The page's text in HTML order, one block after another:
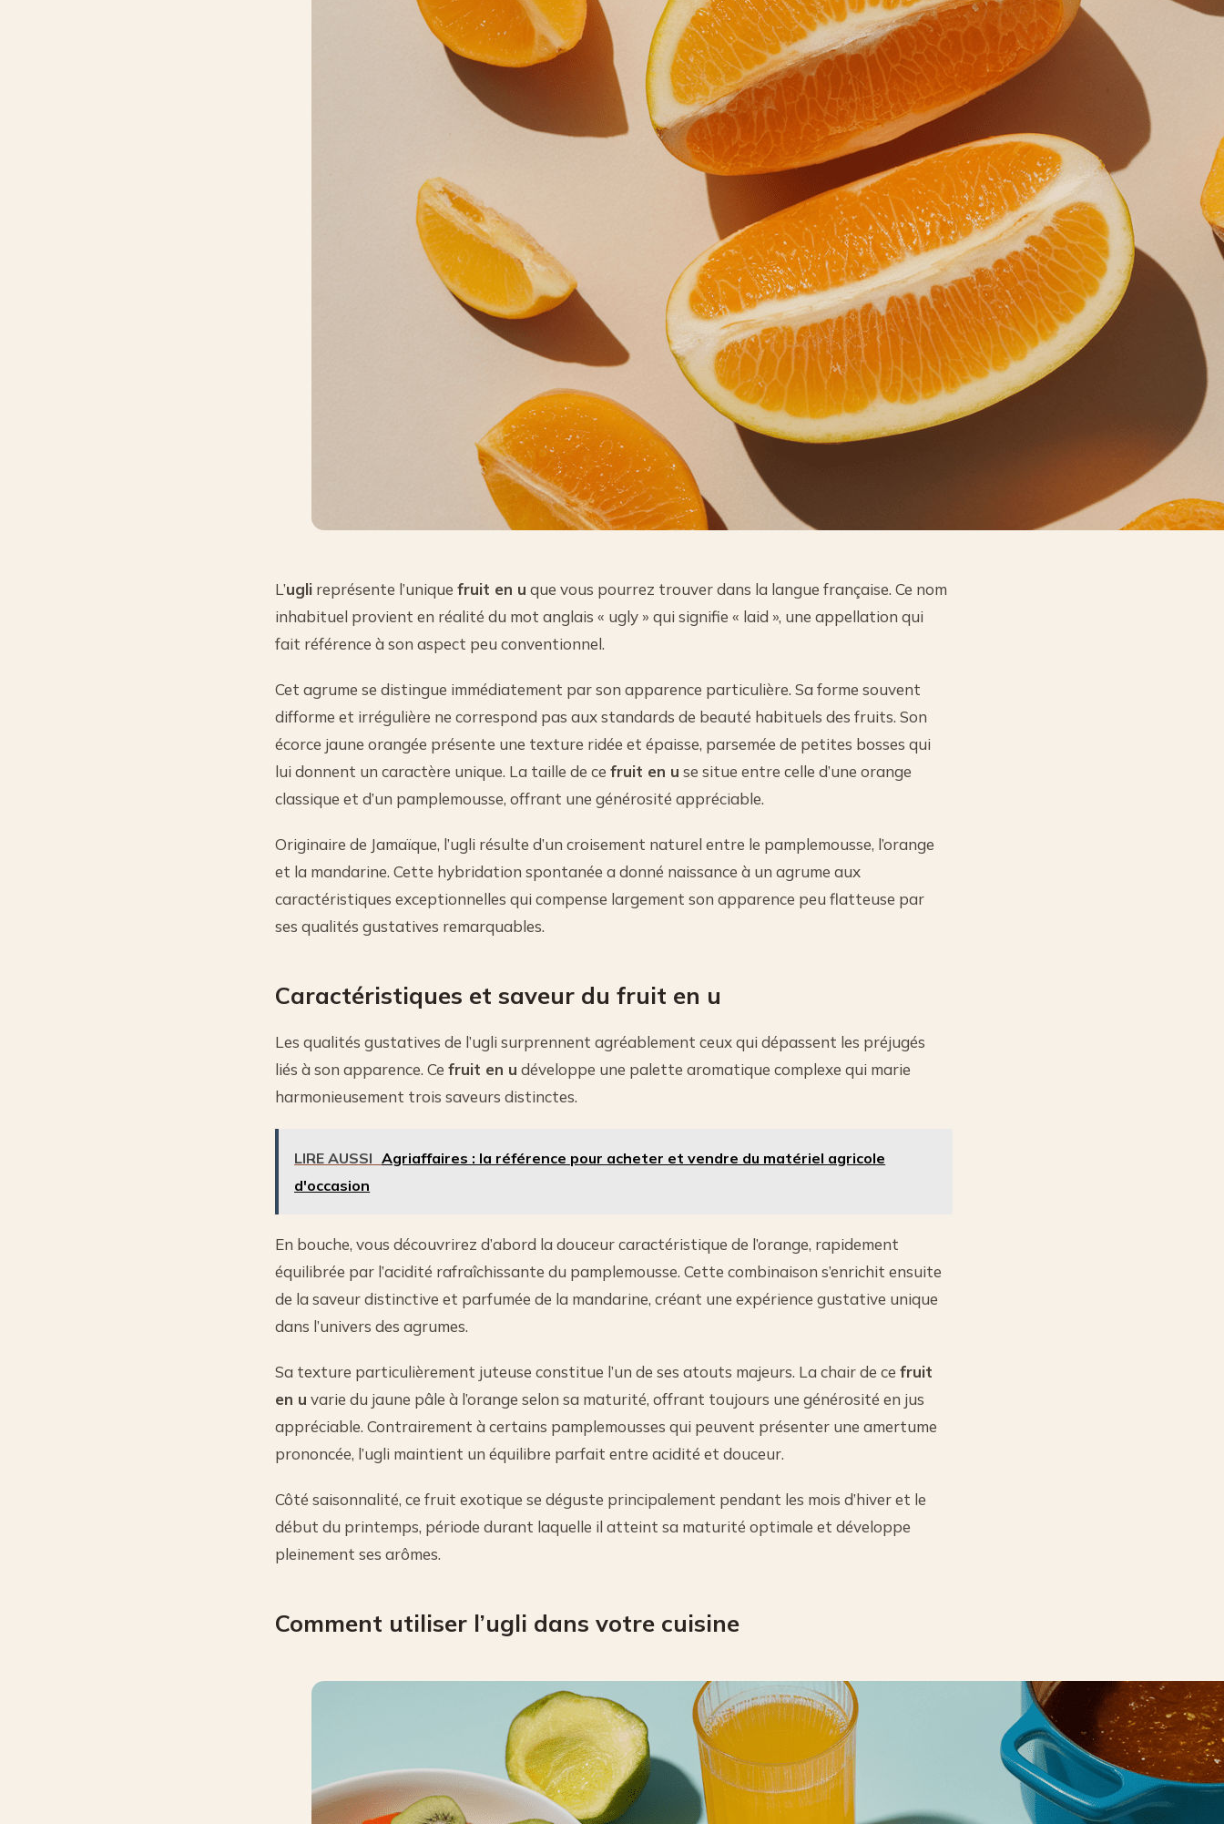
L’ugli représente l’unique fruit en u que vous pourrez trouver dans la langue française. Ce nom
inhabituel provient en réalité du mot anglais « ugly » qui signifie « laid », une appellation qui
fait référence à son aspect peu conventionnel.
Cet agrume se distingue immédiatement par son apparence particulière. Sa forme souvent
difforme et irrégulière ne correspond pas aux standards de beauté habituels des fruits. Son
écorce jaune orangée présente une texture ridée et épaisse, parsemée de petites bosses qui
lui donnent un caractère unique. La taille de ce fruit en u se situe entre celle d’une orange
classique et d’un pamplemousse, offrant une générosité appréciable.
Originaire de Jamaïque, l’ugli résulte d’un croisement naturel entre le pamplemousse, l’orange
et la mandarine. Cette hybridation spontanée a donné naissance à un agrume aux
caractéristiques exceptionnelles qui compense largement son apparence peu flatteuse par
ses qualités gustatives remarquables.
Caractéristiques et saveur du fruit en u
Les qualités gustatives de l’ugli surprennent agréablement ceux qui dépassent les préjugés
liés à son apparence. Ce fruit en u développe une palette aromatique complexe qui marie
harmonieusement trois saveurs distinctes.
LIRE AUSSI Agriaffaires : la référence pour acheter et vendre du matériel agricole
d'occasion
En bouche, vous découvrirez d’abord la douceur caractéristique de l’orange, rapidement
équilibrée par l’acidité rafraîchissante du pamplemousse. Cette combinaison s’enrichit ensuite
de la saveur distinctive et parfumée de la mandarine, créant une expérience gustative unique
dans l’univers des agrumes.
Sa texture particulièrement juteuse constitue l’un de ses atouts majeurs. La chair de ce fruit
en u varie du jaune pâle à l’orange selon sa maturité, offrant toujours une générosité en jus
appréciable. Contrairement à certains pamplemousses qui peuvent présenter une amertume
prononcée, l’ugli maintient un équilibre parfait entre acidité et douceur.
Côté saisonnalité, ce fruit exotique se déguste principalement pendant les mois d’hiver et le
début du printemps, période durant laquelle il atteint sa maturité optimale et développe
pleinement ses arômes.
Comment utiliser l’ugli dans votre cuisine